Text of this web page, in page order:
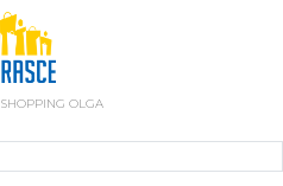
SHOPPING OLGA